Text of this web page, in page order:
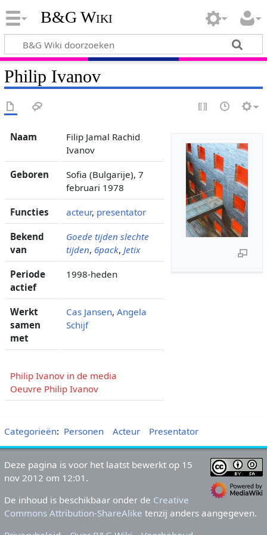
B&G Wiki
Philip Ivanov
Naam
Filip Jamal Rachid
Ivanov
Geboren
Sofia (Bulgarije), 7
februari 1978
Functies acteur, presentator
Bekend
van
Goede tijden slechte
tijden, 6pack, Jetix
Periode
actief
1998-heden
Werkt
samen
met
Cas Jansen, Angela
Schijf
Philip Ivanov in de media
Oeuvre Philip Ivanov
Categorieën: Personen Acteur Presentator
Deze pagina is voor het laatst bewerkt op 15
nov 2012 om 12:01.
De inhoud is beschikbaar onder de Creative
Commons Attribution-ShareAlike tenzij anders aangegeven.